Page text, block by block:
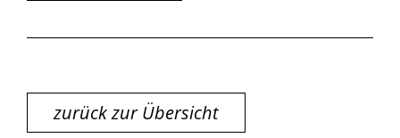
zurück zur Übersicht